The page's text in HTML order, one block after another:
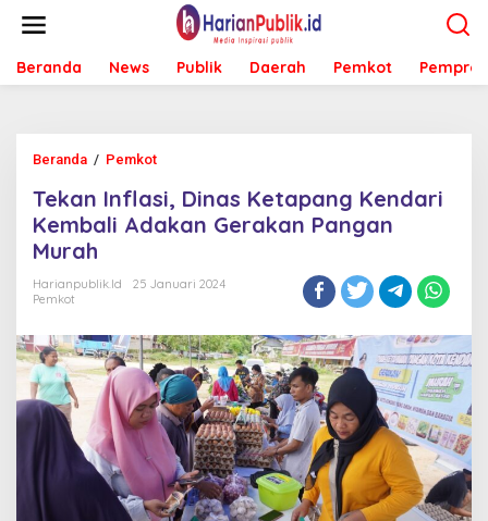
t
Beranda News Publik Daerah Pemkot Pemprov
Beranda / Pemkot
k
a
n
a
s
i
,
D
a
s
K
Tekan Inflasi, Dinas Ketapang Kendari
Kembali Adakan Gerakan Pangan
Murah
Harianpublik.id
25 Januari 2024
Pemkot